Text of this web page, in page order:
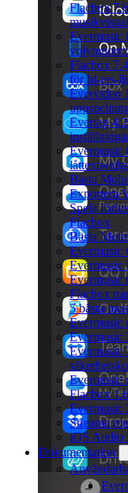
Flacbox
Evermusic
Flacbox
för hi-res-
Evervideo
Evertag
Evermusic
Bästa
Exportera
Spela
Flacbox
Bästa
Evermusic
Evermusic
Evermusic
Flacbox
5 bästa
Evermusic
Evermusic
Evermusic
Evermusic
Flacbox
Evermusic
Streama
iOS Audio
Dokumentation